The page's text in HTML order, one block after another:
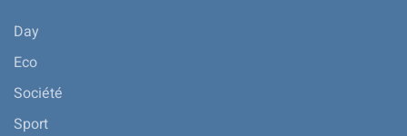
Day
Eco
Société
Sport